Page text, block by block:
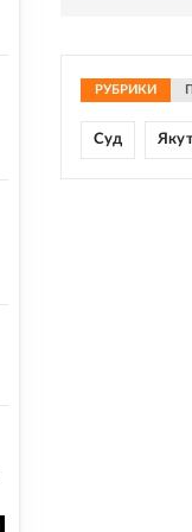
РУБРИКИ
Суд